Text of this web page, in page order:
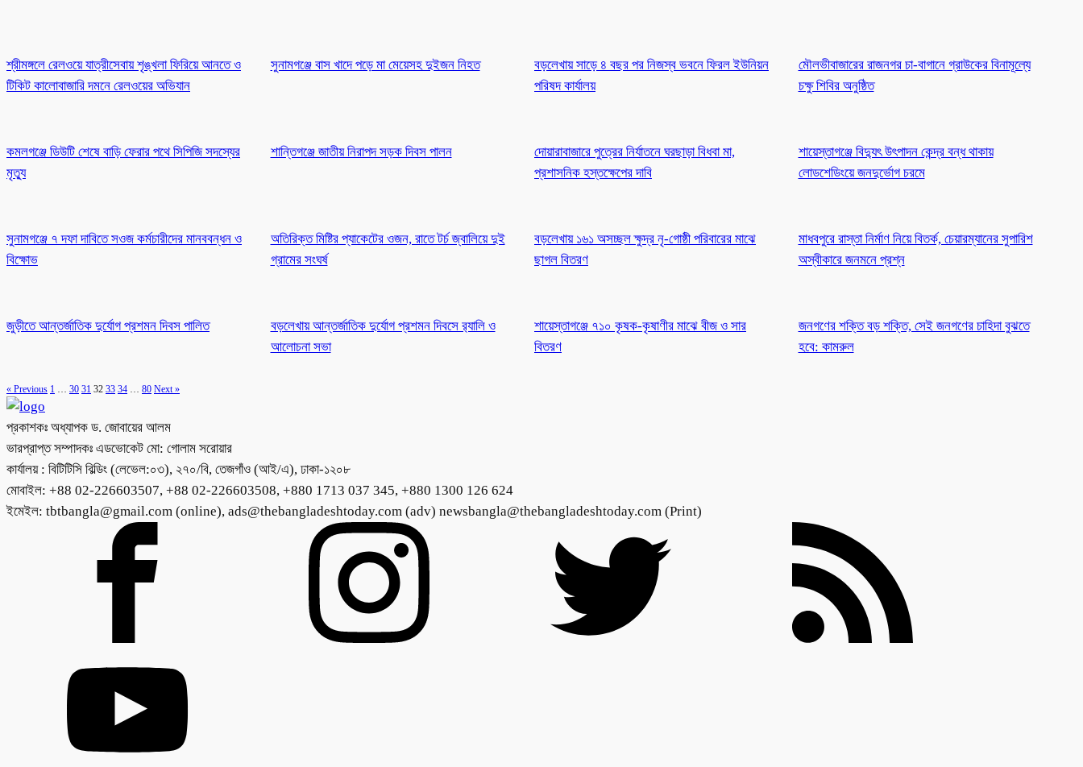
শ্রীমঙ্গলে রেলওয়ে যাত্রীসেবায় শৃঙ্খলা ফিরিয়ে আনতে ও
টিকিট কালোবাজারি দমনে রেলওয়ের অভিযান
সুনামগঞ্জে বাস খাদে পড়ে মা মেয়েসহ দুইজন নিহত
বড়লেখায় সাড়ে ৪ বছর পর নিজস্ব ভবনে ফিরল ইউনিয়ন
পরিষদ কার্যালয়
মৌলভীবাজারের রাজনগর চা-বাগানে গ্রাউকের বিনামূল্যে
চক্ষু শিবির অনুষ্ঠিত
কমলগঞ্জে ডিউটি শেষে বাড়ি ফেরার পথে সিপিজি সদস্যের
মৃত্যু
শান্তিগঞ্জে জাতীয় নিরাপদ সড়ক দিবস পালন
দোয়ারাবাজারে পুত্রের নির্যাতনে ঘরছাড়া বিধবা মা,
প্রশাসনিক হস্তক্ষেপের দাবি
শায়েস্তাগঞ্জে বিদ্যুৎ উৎপাদন কেন্দ্র বন্ধ থাকায়
লোডশেডিংয়ে জনদুর্ভোগ চরমে
সুনামগঞ্জে ৭ দফা দাবিতে সওজ কর্মচারীদের মানববন্ধন ও
বিক্ষোভ
অতিরিক্ত মিষ্টির প্যাকেটের ওজন, রাতে টর্চ জ্বালিয়ে দুই
গ্রামের সংঘর্ষ
বড়লেখায় ১৬১ অসচ্ছল ক্ষুদ্র নৃ-গোষ্ঠী পরিবারের মাঝে
ছাগল বিতরণ
মাধবপুরে রাস্তা নির্মাণ নিয়ে বিতর্ক, চেয়ারম্যানের সুপারিশ
অস্বীকারে জনমনে প্রশ্ন
জুড়ীতে আন্তর্জাতিক দুর্যোগ প্রশমন দিবস পালিত
বড়লেখায় আন্তর্জাতিক দুর্যোগ প্রশমন দিবসে র‍্যালি ও
আলোচনা সভা
শায়েস্তাগঞ্জে ৭১০ কৃষক-কৃষাণীর মাঝে বীজ ও সার
বিতরণ
জনগণের শক্তি বড় শক্তি, সেই জনগণের চাহিদা বুঝতে
হবে: কামরুল
« Previous 1 … 30 31 32 33 34 … 80 Next »
প্রকাশকঃ অধ্যাপক ড. জোবায়ের আলম
ভারপ্রাপ্ত সম্পাদকঃ এডভোকেট মো: গোলাম সরোয়ার
কার্যালয় : বিটিটিসি বিল্ডিং (লেভেল:০৩), ২৭০/বি, তেজগাঁও (আই/এ), ঢাকা-১২০৮
মোবাইল: +88 02-226603507, +88 02-226603508, +880 1713 037 345, +880 1300 126 624
ইমেইল: tbtbangla@gmail.com (online), ads@thebangladeshtoday.com (adv) newsbangla@thebangladeshtoday.com (Print)